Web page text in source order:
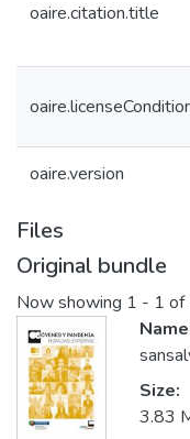
oaire.citation.title
oaire.version
Files
Original bundle
Now showing 1 - 1 of
Size:
3.83